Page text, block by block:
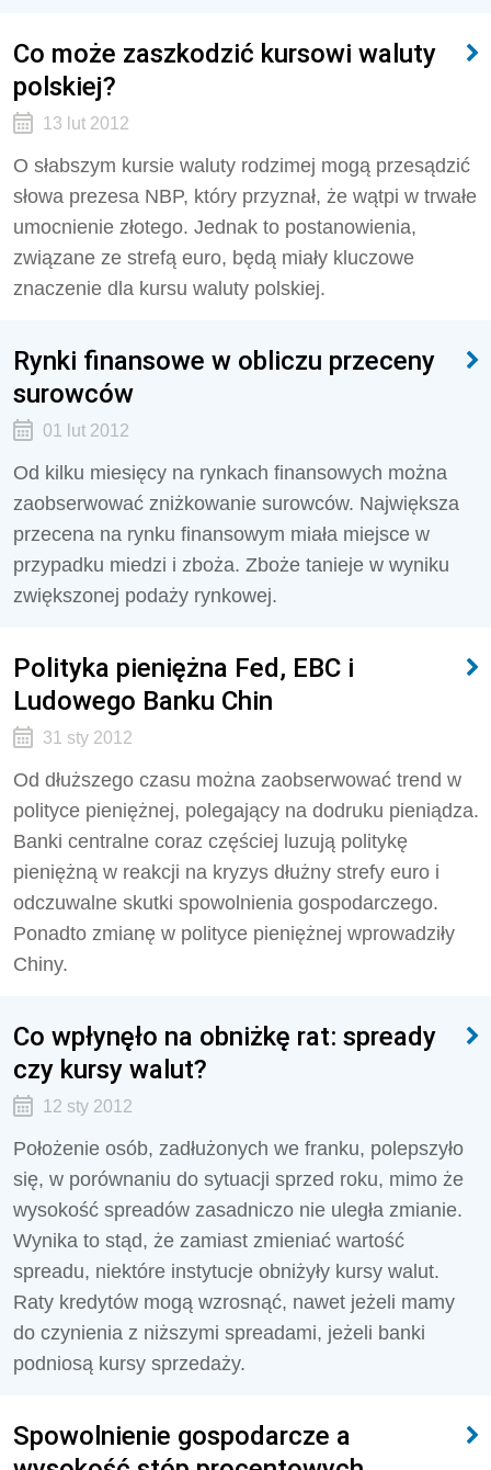
Co może zaszkodzić kursowi waluty
polskiej?
13 lut 2012
O słabszym kursie waluty rodzimej mogą przesądzić
słowa prezesa NBP, który przyznał, że wątpi w trwałe
umocnienie złotego. Jednak to postanowienia,
związane ze strefą euro, będą miały kluczowe
znaczenie dla kursu waluty polskiej.
Rynki finansowe w obliczu przeceny
surowców
01 lut 2012
Od kilku miesięcy na rynkach finansowych można
zaobserwować zniżkowanie surowców. Największa
przecena na rynku finansowym miała miejsce w
przypadku miedzi i zboża. Zboże tanieje w wyniku
zwiększonej podaży rynkowej.
Polityka pieniężna Fed, EBC i
Ludowego Banku Chin
31 sty 2012
Od dłuższego czasu można zaobserwować trend w
polityce pieniężnej, polegający na dodruku pieniądza.
Banki centralne coraz częściej luzują politykę
pieniężną w reakcji na kryzys dłużny strefy euro i
odczuwalne skutki spowolnienia gospodarczego.
Ponadto zmianę w polityce pieniężnej wprowadziły
Chiny.
Co wpłynęło na obniżkę rat: spready
czy kursy walut?
12 sty 2012
Położenie osób, zadłużonych we franku, polepszyło
się, w porównaniu do sytuacji sprzed roku, mimo że
wysokość spreadów zasadniczo nie uległa zmianie.
Wynika to stąd, że zamiast zmieniać wartość
spreadu, niektóre instytucje obniżyły kursy walut.
Raty kredytów mogą wzrosnąć, nawet jeżeli mamy
do czynienia z niższymi spreadami, jeżeli banki
podniosą kursy sprzedaży.
Spowolnienie gospodarcze a